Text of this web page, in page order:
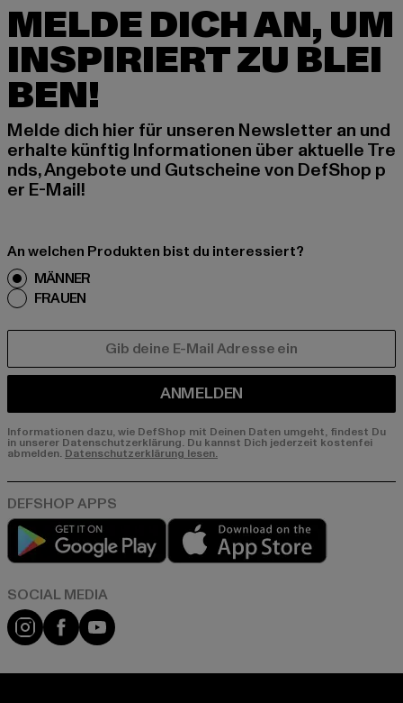
MELDE DICH AN, UM
INSPIRIERT ZU BLEI
BEN!
Melde dich hier für unseren Newsletter an und
erhalte künftig Informationen über aktuelle Tre
nds, Angebote und Gutscheine von DefShop p
er E-Mail!
An welchen Produkten bist du interessiert?
MÄNNER
FRAUEN
ANMELDEN
Informationen dazu, wie DefShop mit Deinen Daten umgeht, findest Du
in unserer Datenschutzerklärung. Du kannst Dich jederzeit kostenfei
abmelden. Datenschutzerklärung lesen.
Play market
Instagram
FacebookYouTube